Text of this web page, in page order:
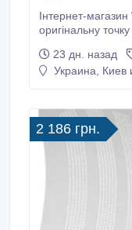
Інтернет-
оригінальну
Pro-XG-B має
RJ45, PoE+, стандарти Wi-Fi 802.11a/b/g/n/ac/ax/be,
24 дБм в діапазоні
23 дн. назад
Украина, Киев
2 186 грн.